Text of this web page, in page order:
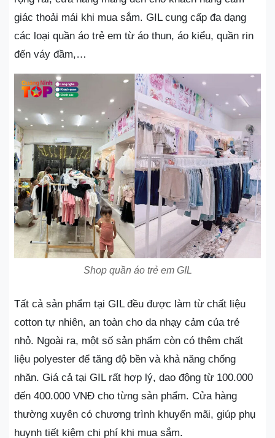
giác thoải mái khi mua sắm. GIL cung cấp đa dạng
các loại quần áo trẻ em từ áo thun, áo kiểu, quần rin
đến váy đầm,…
Shop quần áo trẻ em GIL
Tất cả sản phẩm tại GIL đều được làm từ chất liệu
cotton tự nhiên, an toàn cho da nhạy cảm của trẻ
nhỏ. Ngoài ra, một số sản phẩm còn có thêm chất
liệu polyester để tăng độ bền và khả năng chống
nhăn. Giá cả tại GIL rất hợp lý, dao động từ 100.000
đến 400.000 VNĐ cho từng sản phẩm. Cửa hàng
thường xuyên có chương trình khuyến mãi, giúp phụ
huynh tiết kiệm chi phí khi mua sắm.